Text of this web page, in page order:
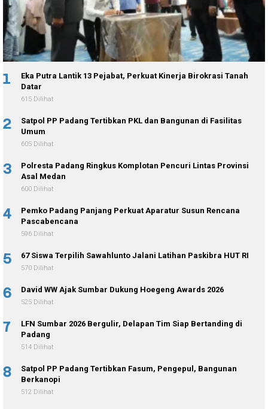
1
Eka Putra Lantik 13 Pejabat, Perkuat Kinerja Birokrasi Tanah
Datar
615 Dilihat
2
Satpol PP Padang Tertibkan PKL dan Bangunan di Fasilitas
Umum
605 Dilihat
3
Polresta Padang Ringkus Komplotan Pencuri Lintas Provinsi
Asal Medan
600 Dilihat
4
Pemko Padang Panjang Perkuat Aparatur Susun Rencana
Pascabencana
596 Dilihat
5 67 Siswa Terpilih Sawahlunto Jalani Latihan Paskibra HUT RI
570 Dilihat
6 David WW Ajak Sumbar Dukung Hoegeng Awards 2026
525 Dilihat
7
LFN Sumbar 2026 Bergulir, Delapan Tim Siap Bertanding di
Padang
514 Dilihat
8
Satpol PP Padang Tertibkan Fasum, Pengepul, Bangunan
Berkanopi
512 Dilihat